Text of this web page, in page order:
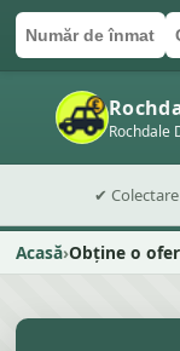
Rochdale
✔
Acasă Obține o